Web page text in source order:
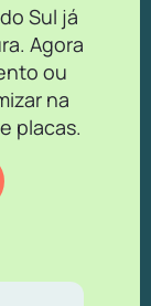
Sul já
Agora
ou
na
placas.